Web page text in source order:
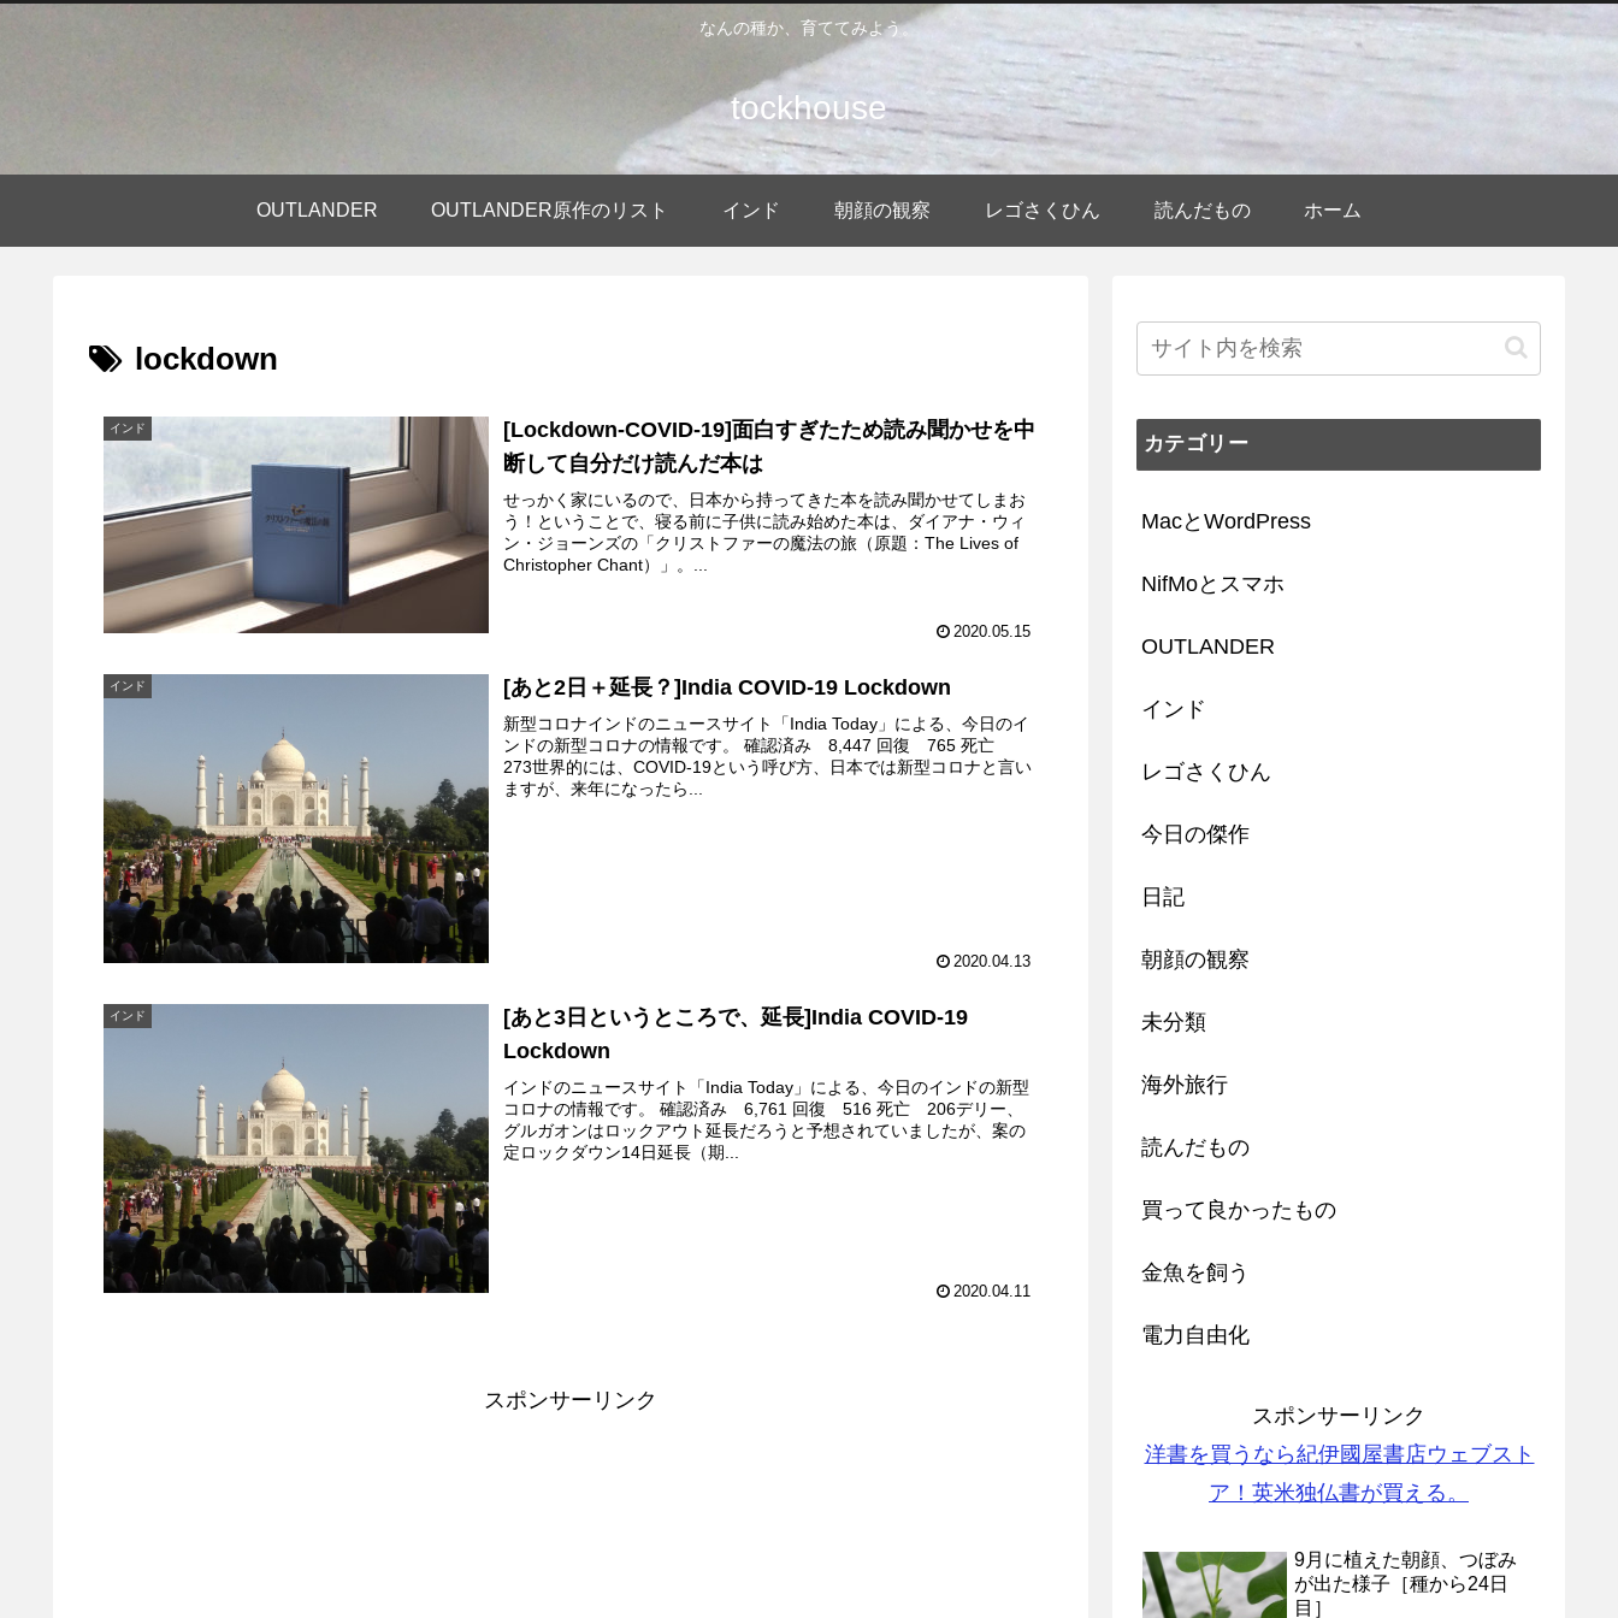
なんの種か、育ててみよう。
tockhouse
OUTLANDER OUTLANDER原作のリスト インド 朝顔の観察 レゴさくひん 読んだもの ホーム
lockdown
インド
[Lockdown-COVID-19]面白すぎたため読み聞かせを中
断して自分だけ読んだ本は
せっかく家にいるので、日本から持ってきた本を読み聞かせてしまお
う！ということで、寝る前に子供に読み始めた本は、ダイアナ・ウィ
ン・ジョーンズの「クリストファーの魔法の旅（原題：The Lives of
Christopher Chant）」。...
2020.05.15
インド [あと2日＋延長？]India COVID-19 Lockdown
新型コロナインドのニュースサイト「India Today」による、今日のイ
ンドの新型コロナの情報です。 確認済み 8,447 回復 765 死亡
273世界的には、COVID-19という呼び方、日本では新型コロナと言い
ますが、来年になったら...
2020.04.13
インド
[あと3日というところで、延長]India COVID-19
Lockdown
インドのニュースサイト「India Today」による、今日のインドの新型
コロナの情報です。 確認済み 6,761 回復 516 死亡 206デリー、
グルガオンはロックアウト延長だろうと予想されていましたが、案の
定ロックダウン14日延長（期...
2020.04.11
スポンサーリンク
カテゴリー
MacとWordPress
NifMoとスマホ
OUTLANDER
インド
レゴさくひん
今日の傑作
日記
朝顔の観察
未分類
海外旅行
読んだもの
買って良かったもの
金魚を飼う
電力自由化
スポンサーリンク
洋書を買うなら紀伊國屋書店ウェブスト
ア！英米独仏書が買える。
9月に植えた朝顔、つぼみ
が出た様子［種から24日
目］